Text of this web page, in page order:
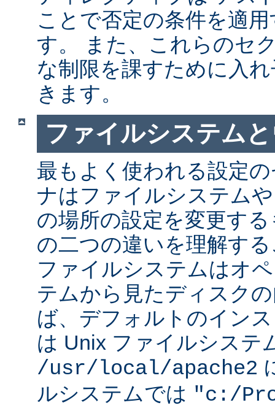
ことで否定の条件を適
す。 また、これらのセ
な制限を課すために入
きます。
ファイルシステム
最もよく使われる設定
ナはファイルシステム
の場所の設定を変更す
の二つの違いを理解す
ファイルシステムはオ
テムから見たディスク
ば、デフォルトのイン
は Unix ファイルシステ
/usr/local/apache2
ルシステムでは "c:/